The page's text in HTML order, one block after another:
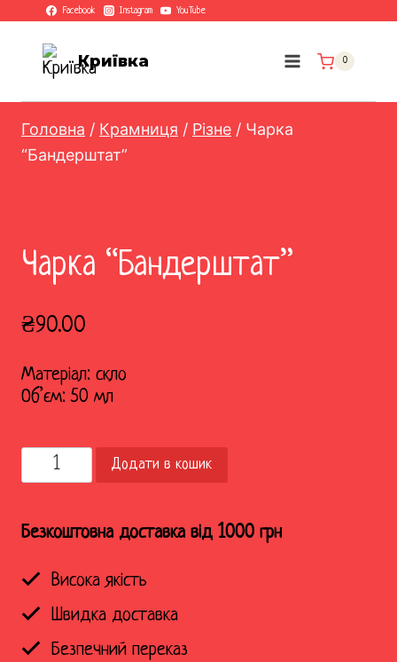
Перейти
вмісту
Facebook Instagram YouTube
Криївка 0
Головна / Крамниця / Різне / Чарка
“Бандерштат”
Чарка “Бандерштат”
₴90.00
Матеріал: скло
Об’єм: 50 мл
Чарка
"Бандерштат"
Додати в кошик
Безкоштовна доставка від 1000 грн
Висока якість
Швидка доставка
Безпечний переказ